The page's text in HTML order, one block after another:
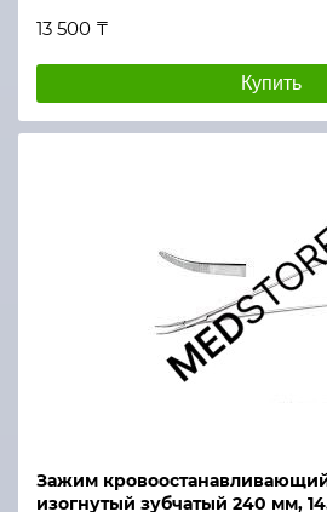
13 500 ₸
Купить
Зажим
изогнутый зубчатый 240 мм,